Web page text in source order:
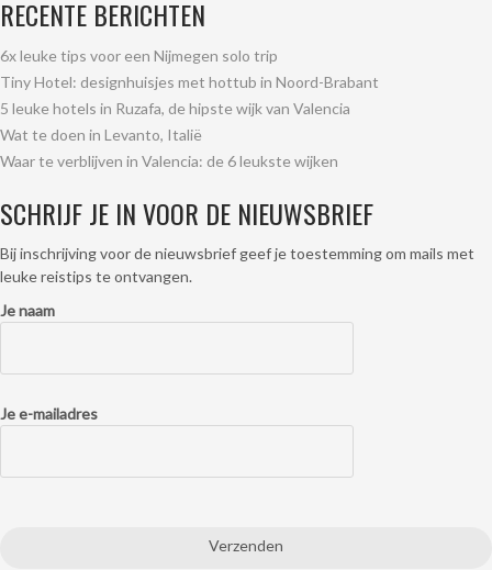
RECENTE BERICHTEN
6x leuke tips voor een Nijmegen solo trip
Tiny Hotel: designhuisjes met hottub in Noord-Brabant
5 leuke hotels in Ruzafa, de hipste wijk van Valencia
Wat te doen in Levanto, Italië
Waar te verblijven in Valencia: de 6 leukste wijken
SCHRIJF JE IN VOOR DE NIEUWSBRIEF
Bij inschrijving voor de nieuwsbrief geef je toestemming om mails met
leuke reistips te ontvangen.
Je naam
Je e-mailadres